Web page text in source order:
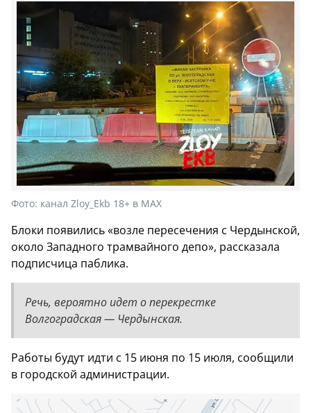
Фото: канал Zloy_Ekb 18+ в МАХ
Блоки появились «возле пересечения с Чердынской,
около Западного трамвайного депо», рассказала
подписчица паблика.
Речь, вероятно идет о перекрестке
Волгоградская — Чердынская.
Работы будут идти с 15 июня по 15 июля, сообщили
в городской администрации.